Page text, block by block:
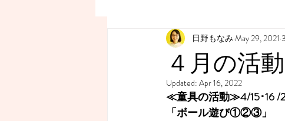
４月の活
日野もなみMay 29, 2021
Updated: Apr 16, 2022
≪童具の活動≫4/15･16 /
「ボール遊び①②③」